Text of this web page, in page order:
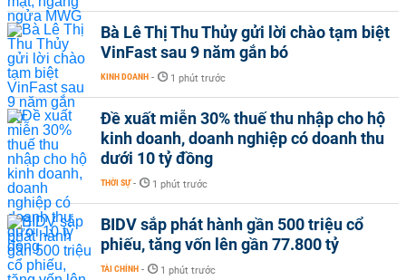
Bà Lê Thị Thu Thủy gửi lời chào tạm biệt
VinFast sau 9 năm gắn bó
KINH DOANH - 1 phút trước
Đề xuất miễn 30% thuế thu nhập cho hộ
kinh doanh, doanh nghiệp có doanh thu
dưới 10 tỷ đồng
THỜI SỰ - 1 phút trước
BIDV sắp phát hành gần 500 triệu cổ
phiếu, tăng vốn lên gần 77.800 tỷ
TÀI CHÍNH - 1 phút trước